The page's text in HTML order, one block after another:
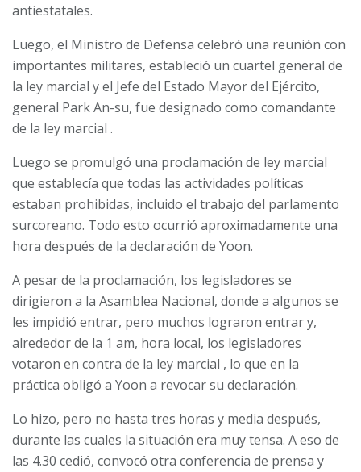
antiestatales.
Luego, el Ministro de Defensa celebró una reunión con
importantes militares, estableció un cuartel general de
la ley marcial y el Jefe del Estado Mayor del Ejército,
general Park An-su, fue designado como comandante
de la ley marcial .
Luego se promulgó una proclamación de ley marcial
que establecía que todas las actividades políticas
estaban prohibidas, incluido el trabajo del parlamento
surcoreano. Todo esto ocurrió aproximadamente una
hora después de la declaración de Yoon.
A pesar de la proclamación, los legisladores se
dirigieron a la Asamblea Nacional, donde a algunos se
les impidió entrar, pero muchos lograron entrar y,
alrededor de la 1 am, hora local, los legisladores
votaron en contra de la ley marcial , lo que en la
práctica obligó a Yoon a revocar su declaración.
Lo hizo, pero no hasta tres horas y media después,
durante las cuales la situación era muy tensa. A eso de
las 4.30 cedió, convocó otra conferencia de prensa y